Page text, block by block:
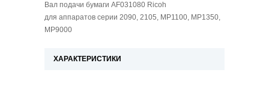
Вал подачи бумаги AF031080 Ricoh
для аппаратов серии 2090, 2105, MP1100, MP1350,
MP9000
ХАРАКТЕРИСТИКИ